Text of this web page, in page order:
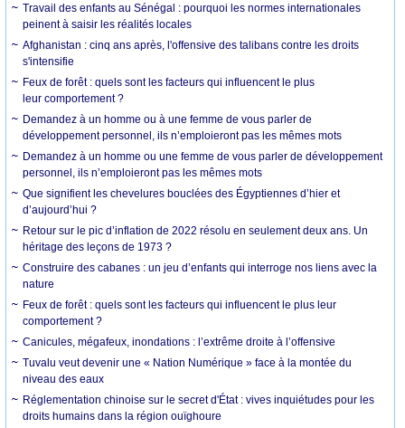
Travail des enfants au Sénégal : pourquoi les normes internationales
peinent à saisir les réalités locales
Afghanistan : cinq ans après, l'offensive des talibans contre les droits
s'intensifie
Feux de forêt : quels sont les facteurs qui influencent le plus
leur comportement ?
Demandez à un homme ou à une femme de vous parler de
développement personnel, ils n’emploieront pas les mêmes mots
Demandez à un homme ou une femme de vous parler de développement
personnel, ils n’emploieront pas les mêmes mots
Que signifient les chevelures bouclées des Égyptiennes d’hier et
d’aujourd’hui ?
Retour sur le pic d’inflation de 2022 résolu en seulement deux ans. Un
héritage des leçons de 1973 ?
Construire des cabanes : un jeu d’enfants qui interroge nos liens avec la
nature
Feux de forêt : quels sont les facteurs qui influencent le plus leur
comportement ?
Canicules, mégafeux, inondations : l’extrême droite à l’offensive
Tuvalu veut devenir une « Nation Numérique » face à la montée du
niveau des eaux
Réglementation chinoise sur le secret d'État : vives inquiétudes pour les
droits humains dans la région ouïghoure